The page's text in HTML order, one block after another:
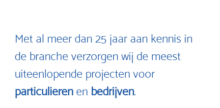
Met al meer dan 25 jaar aan kennis in
de branche verzorgen wij de meest
uiteenlopende projecten voor
particulieren en bedrijven.